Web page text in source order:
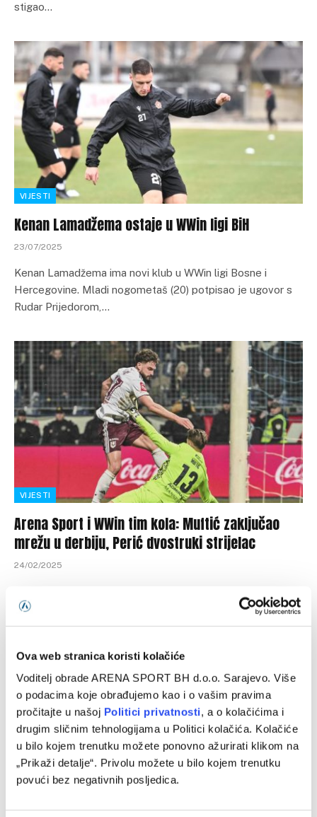
Ova web stranica koristi kolačiće
Voditelj obrade ARENA SPORT BH d.o.o. Sarajevo. Više
o podacima koje obrađujemo kao i o vašim pravima
pročitajte u našoj Politici privatnosti, a o kolačićima i
drugim sličnim tehnologijama u Politici kolačića. Kolačiće
u bilo kojem trenutku možete ponovno ažurirati klikom na
„Prikaži detalje“. Privolu možete u bilo kojem trenutku
povući bez negativnih posljedica.
stigao…
VIJESTI
Kenan Lamadžema ostaje u WWin ligi BiH
23/07/2025
Kenan Lamadžema ima novi klub u WWin ligi Bosne i
Hercegovine. Mladi nogometaš (20) potpisao je ugovor s
Rudar Prijedorom,…
VIJESTI
Arena Sport i WWin tim kola: Muftić zaključao
mrežu u derbiju, Perić dvostruki strijelac
24/02/2025
idealni tim 19. kola WWin lige Bosne i Hercegovine.
GOLMAN: Vedad…